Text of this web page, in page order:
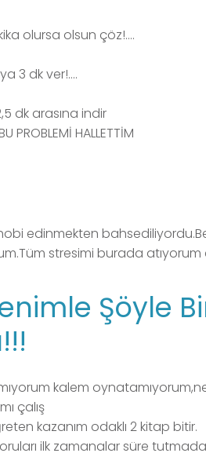
olursa olsun çöz!….
3 dk ver!….
dk arasına indir
PROBLEMİ HALLETTİM
edinmekten
stresimi burada
Şöyle
kalem
çalış
kazanım odaklı 2 kitap bitir.
ilk zamanalar süre